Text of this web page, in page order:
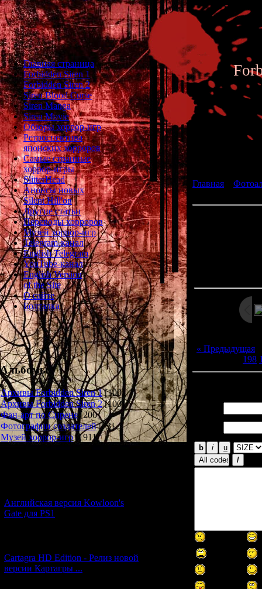
Главная страница
Forbidden Siren 1
Forbidden Siren 2
Siren Blood Curse
Siren Manga
Siren Movie
Обзоры хоррор-игр
Ретроспектива
японских хорроров
Самые странные
хоррор-игры
SlitterHead
Анонсы новых
Silent Hill'ов
Другие статьи
Переводы хорроров
Музей хоррор-игр
Telegram-канал
English Telegram
YouTube-канал
English Version
of the Site
О сайте
Болталка
Альбомы
Архивы Forbidden Siren 1 [100]
Архивы Forbidden Siren 2 [100]
Фан-арт по Сирене [200]
Фотографии создателей [73]
Музей хоррор-игр
[191]
Английская версия Kowloon's
Gate для PS1
Cartagra HD Edition - Релиз новой
версии Картагры ...
Главная
« Предыдущая
198